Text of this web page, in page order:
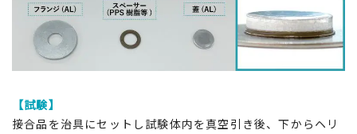
【試験】
接合品を治具にセットし試験体内を真空引き後、下からヘリ